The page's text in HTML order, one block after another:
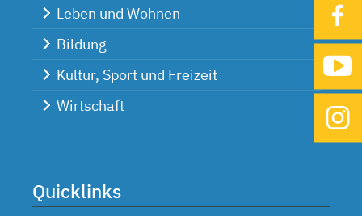
Leben und Wohnen
Bildung
Kultur, Sport und Freizeit
Wirtschaft
Quicklinks